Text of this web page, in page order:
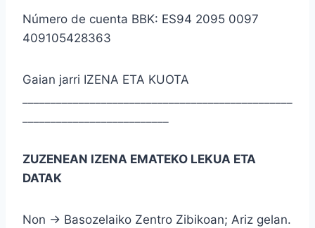
Número de cuenta BBK: ES94 2095 0097
409105428363
Gaian jarri IZENA ETA KUOTA
ZUZENEAN IZENA EMATEKO LEKUA ETA
DATAK
Non → Basozelaiko Zentro Zibikoan; Ariz gelan.